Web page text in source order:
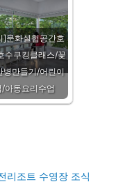
]문화실험공간호
수쿠킹클래스/꽃
병만들기/어린이
/아동요리수업
리조트 수영장 조식